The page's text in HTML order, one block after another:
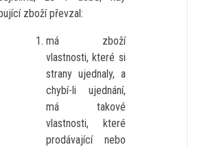
zboží převzal:
má zboží
vlastnosti, které si
strany ujednaly, a
chybí-li ujednání,
má takové
vlastnosti, které
prodávající nebo